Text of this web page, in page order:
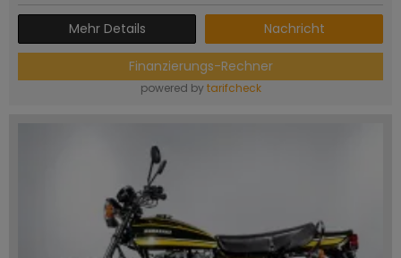
Mehr Details Nachricht
Finanzierungs-Rechner
powered by tarifcheck